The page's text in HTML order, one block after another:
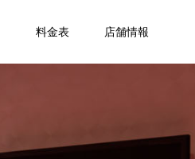
料金表 店舗情報